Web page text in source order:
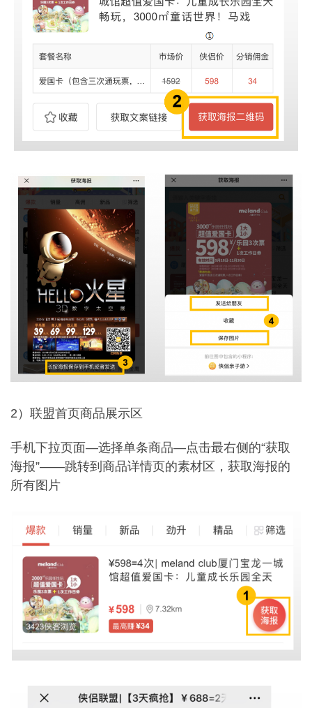
2）联盟首页商品展示区
手机下拉页面—选择单条商品—点击最右侧的“获取
海报”——跳转到商品详情页的素材区，获取海报的
所有图片